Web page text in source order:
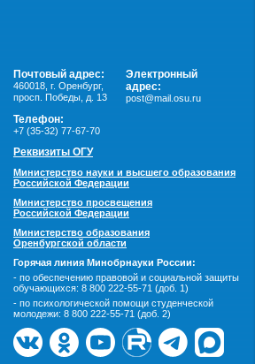
Почтовый адрес:
460018 г. Оренбург,
просп. Победы, д. 13
Электронный
адрес:
post@mail.osu.ru
Телефон:
+7 (35-32) 77-67-70
Реквизиты ОГУ
Министерство науки и высшего образования
Российской Федерации
Министерство просвещения
Российской Федерации
Министерство образования
Оренбургской области
Горячая линия Минобрнауки России:
- по обеспечению правовой и социальной защиты
обучающихся: 8 800 222-55-71 (доб. 1)
- по психологической помощи студенческой
молодежи: 8 800 222-55-71 (доб. 2)